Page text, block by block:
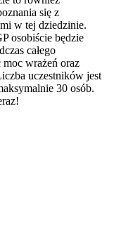
się z
w tej dziedzinie.
osobiście będzie
całego
wrażeń oraz
uczestników jest
30 osób.